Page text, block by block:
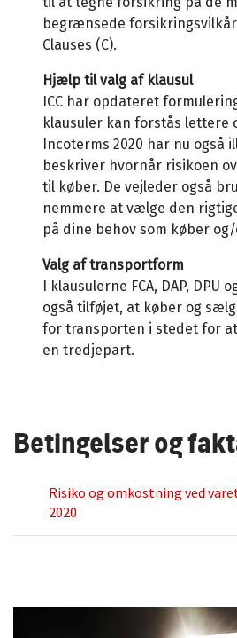
begrænsede
Clauses (C).
Hjælp til valg af klausul
ICC har opdateret
klausuler kan forstås lettere
Incoterms 2020 har nu også
beskriver hvornår risikoen
til køber. De vejleder også
nemmere at vælge den
på dine behov som køber
Valg af transportform
I klausulerne FCA, DAP, DPU
også tilføjet, at køber og
for transporten i stedet for
en tredjepart.
Betingelser og
Risiko og omkostning ved
2020